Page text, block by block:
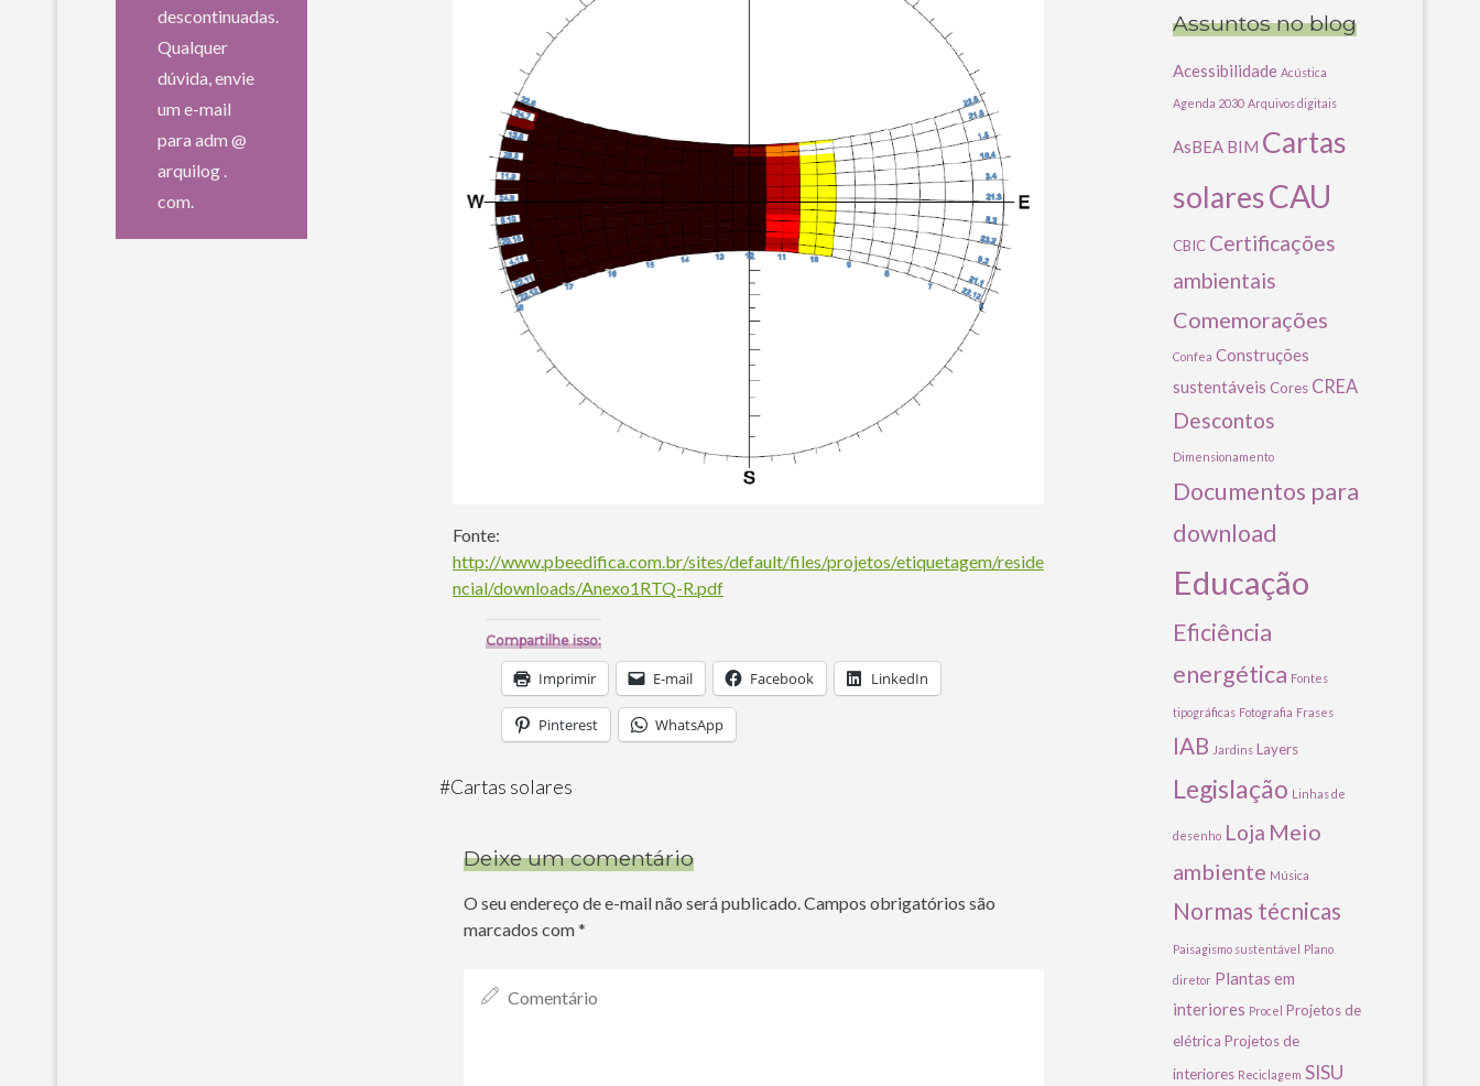
Fonte:
http://www.pbeedifica.com.br/sites/default/files/projetos/etiquetagem/reside
ncial/downloads/Anexo1RTQ-R.pdf
Compartilhe isso:
Imprimir E-mail Facebook LinkedIn
Pinterest WhatsApp
#Cartas solares
Deixe um comentário
O seu endereço de e-mail não será publicado.Campos obrigatórios são
marcados com*
descontinuadas.
Qualquer
dúvida, envie
um e-mail
para adm @
arquilog .
com.
Assuntos no blog
Acessibilidade Acústica
Agenda 2030 Arquivos digitais
AsBEA BIM Cartas
solaresCAU
CBIC Certificações
ambientais
Comemorações
Confea Construções
sustentáveis Cores CREA
Descontos
Dimensionamento
Documentos para
download
Educação
Eficiência
energética Fontes
tipográficas Fotografia Frases
IAB Jardins Layers
Legislação Linhas de
desenho Loja Meio
ambiente Música
Normas técnicas
Paisagismo sustentável Plano
diretor Plantas em
interiores Procel Projetos de
elétrica Projetos de
interiores Reciclagem SISU